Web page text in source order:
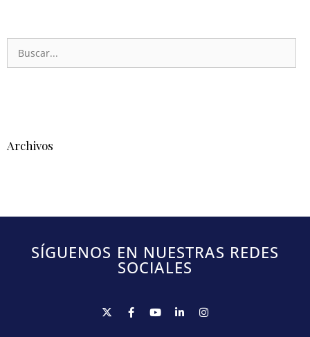
Archivos
SÍGUENOS EN NUESTRAS REDES
SOCIALES